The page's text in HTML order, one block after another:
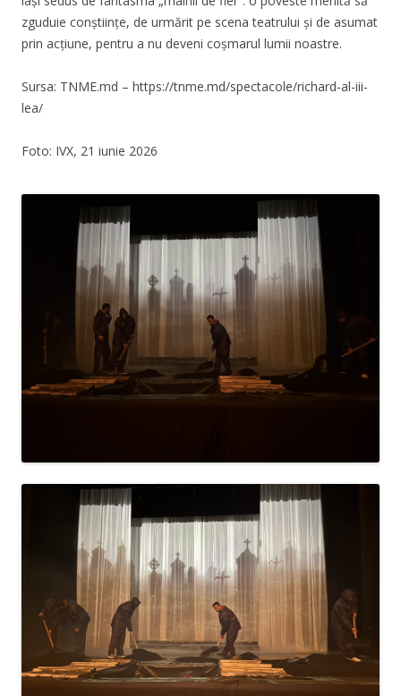
zguduie conștiințe, de urmărit pe scena teatrului și de asumat
prin acțiune, pentru a nu deveni coșmarul lumii noastre.
Sursa: TNME.md – https://tnme.md/spectacole/richard-al-iii-
lea/
Foto: IVX, 21 iunie 2026